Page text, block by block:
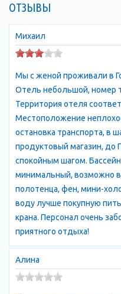
Карта Севастополя
защищённых
Севастопольская бухта
самых удобных бухт в мире.
Вид на Севастопольскую
Южная бухта
Достопримечательности
Севастополь - это один из
следы истории можно
тяжелых временах
героям Крымской войны,
панорама «Оборона
«Штурм Сапун-горы 7 мая
Желающие окунуться в
посмотреть адреса и
активного отдыха могут
по гротам Балаклавы.
Панорама Херсонеса в
ОТЗЫВЫ
Михаил
Мы с женой проживали в
Отель небольшой, номер
Территория отеля
Местоположение
остановка транспорта, в
продуктовый магазин, до
спокойным шагом.
минимальный, возможно в
полотенца, фен, мини-
воду лучше покупную
крана. Персонал очень
приятного отдыха!
Алина